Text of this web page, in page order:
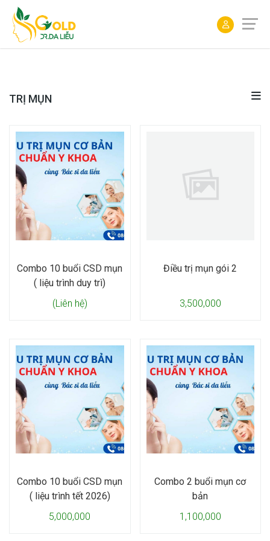
ĐẶT
LỊCH
TRỊ MỤN
Combo 10 buổi CSD mụn
( liệu trình duy trì)
(Liên hệ)
Điều trị mụn gói 2
3,500,000
Combo 10 buổi CSD mụn
( liệu trình tết 2026)
5,000,000
Combo 2 buổi mụn cơ
bản
1,100,000